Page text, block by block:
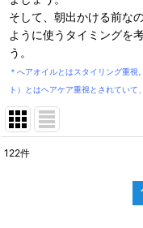
そして、朝出かける前な
ように使うタイミングを
う。
＊へアオイルとはスタイリング重
ト）とはヘアケア重視とされていて
122件